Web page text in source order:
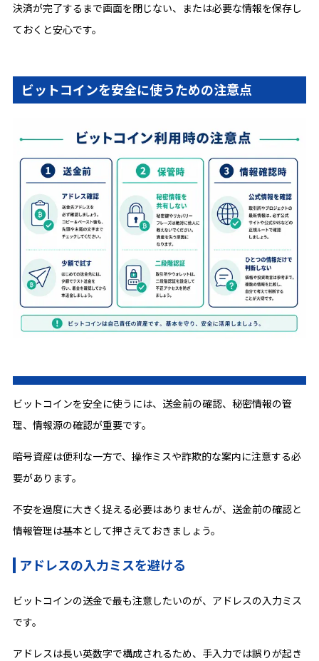
決済が完了するまで画面を閉じない、または必要な情報を保存し
ておくと安心です。
ビットコインを安全に使うための注意点
ビットコインを安全に使うには、送金前の確認、秘密情報の管
理、情報源の確認が重要です。
暗号資産は便利な一方で、操作ミスや詐欺的な案内に注意する必
要があります。
不安を過度に大きく捉える必要はありませんが、送金前の確認と
情報管理は基本として押さえておきましょう。
アドレスの入力ミスを避ける
ビットコインの送金で最も注意したいのが、アドレスの入力ミス
です。
アドレスは長い英数字で構成されるため、手入力では誤りが起き